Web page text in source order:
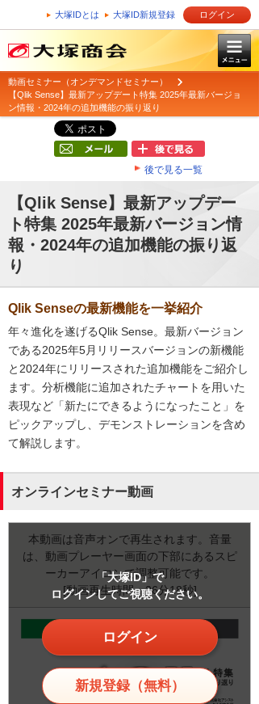
大塚IDとは 大塚ID新規登録 ログイン
動画セミナー（オンデマンドセミナー）
【Qlik Sense】最新アップデート特集 2025年最新バージョ
ン情報・2024年の追加機能の振り返り
後で見る一覧
【Qlik Sense】最新アップデー
ト特集 2025年最新バージョン情
報・2024年の追加機能の振り返
り
Qlik Senseの最新機能を一挙紹介
年々進化を遂げるQlik Sense。最新バージョン
である2025年5月リリースバージョンの新機能
と2024年にリリースされた追加機能をご紹介し
ます。分析機能に追加されたチャートを用いた
表現など「新たにできるようになったこと」を
ピックアップし、デモンストレーションを含め
て解説します。
オンラインセミナー動画
本動画は音声オンで再生されます。音量
は、動画プレーヤー画面の下部にあるスピ
ーカーアイコンで調整可能です。
[動画再生時間：26分18秒]
「大塚ID」で
ログインしてご視聴ください。
ログイン
新規登録（無料）